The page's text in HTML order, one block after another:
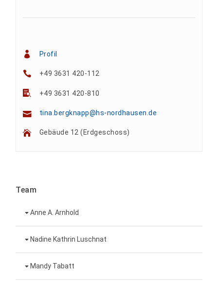
Profil
+49 3631 420-112
+49 3631 420-810
tina.bergknapp@hs-nordhausen.de
Gebäude 12 (Erdgeschoss)
Team
Anne A. Arnhold
Technische Mitarbeiterin
+49 3631 420-151
anne-ariane.arnhold@hs-nordhausen.de
Nadine Kathrin Luschnat
Leiterin Hochschulmarketing
Mandy Tabatt